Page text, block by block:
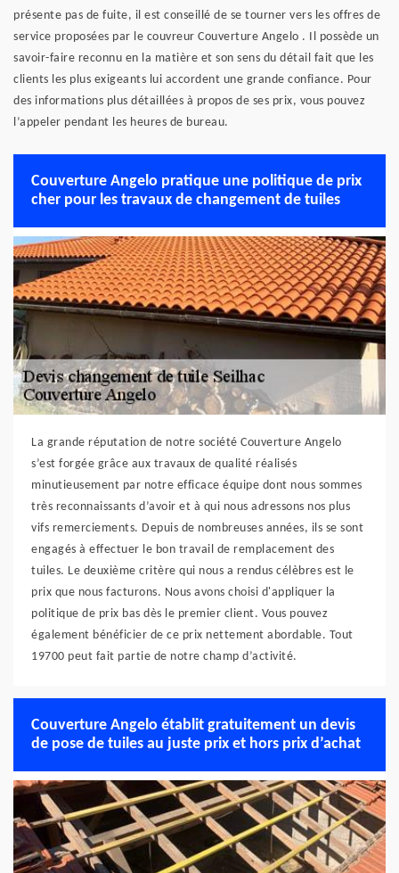
présente pas de fuite, il est conseillé de se tourner vers les offres de
service proposées par le couvreur Couverture Angelo . Il possède un
savoir-faire reconnu en la matière et son sens du détail fait que les
clients les plus exigeants lui accordent une grande confiance. Pour
des informations plus détaillées à propos de ses prix, vous pouvez
l’appeler pendant les heures de bureau.
Couverture Angelo pratique une politique de prix
cher pour les travaux de changement de tuiles
La grande réputation de notre société Couverture Angelo
s’est forgée grâce aux travaux de qualité réalisés
minutieusement par notre efficace équipe dont nous sommes
très reconnaissants d’avoir et à qui nous adressons nos plus
vifs remerciements. Depuis de nombreuses années, ils se sont
engagés à effectuer le bon travail de remplacement des
tuiles. Le deuxième critère qui nous a rendus célèbres est le
prix que nous facturons. Nous avons choisi d'appliquer la
politique de prix bas dès le premier client. Vous pouvez
également bénéficier de ce prix nettement abordable. Tout
19700 peut fait partie de notre champ d’activité.
Couverture Angelo établit gratuitement un devis
de pose de tuiles au juste prix et hors prix d’achat